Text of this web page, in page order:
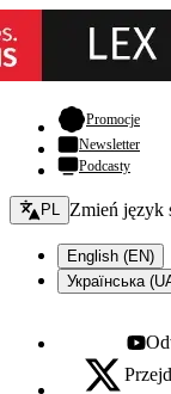
Promocje-
Newsletter
Podcasty
Zmień język -
PL Zmień język
English (EN)
Українська
X - otwiera